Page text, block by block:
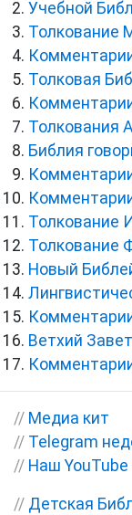
Учебной
Толкование
Толковая
Толкования
Библия
Толкование
Толкование
Новый
Ветхий
// Медиа кит
// Telegram
// Наш YouTube
// Детская